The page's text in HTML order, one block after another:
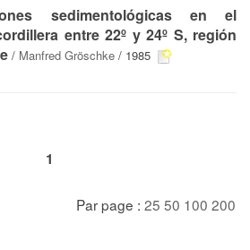
sedimentológicas en el
entre 22º y 24º S, región
/ Manfred Gröschke / 1985
1
Par page : 25 50 100 200